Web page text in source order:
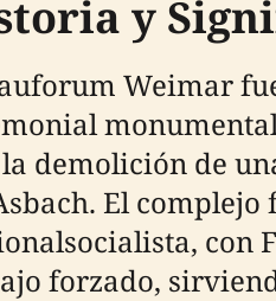
y
Weimar
demolición de
El
con
forzado,